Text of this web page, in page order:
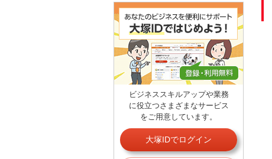
ビジネススキルアップや業務
に役立つさまざまなサービス
をご用意しています。
大塚IDでログイン